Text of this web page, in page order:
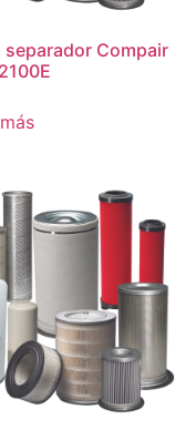
separador Compair